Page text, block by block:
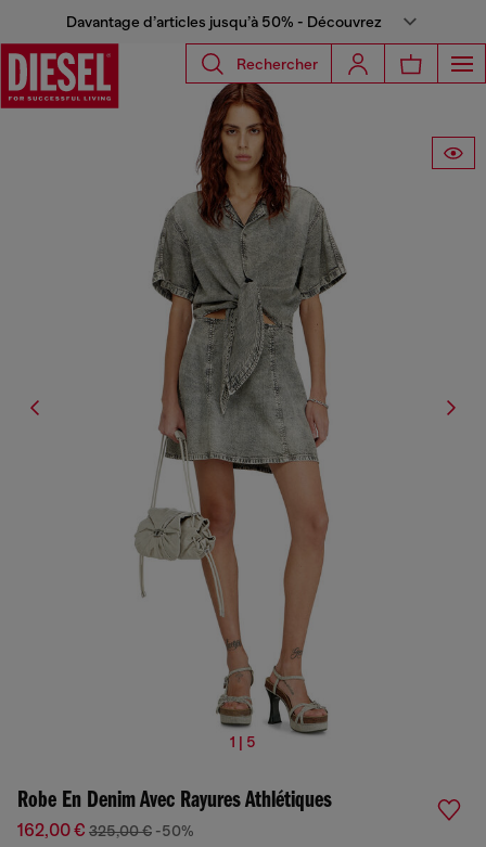
Davantage d’articles jusqu’à 50% - Découvrez
Rechercher
1 | 5
Robe En Denim Avec Rayures Athlétiques
162,00 € 325,00 € -50%